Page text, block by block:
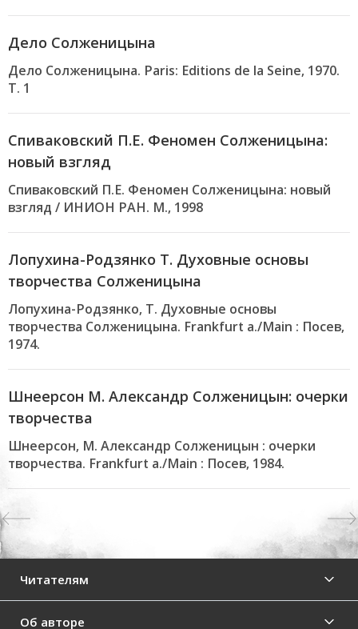
Дело Солженицына
Дело Солженицына. Paris: Editions de la Seine, 1970.
Т. 1
Спиваковский П.Е. Феномен Солженицына:
новый взгляд
Спиваковский П.Е. Феномен Солженицына: новый
взгляд / ИНИОН РАН. М., 1998
Лопухина-Родзянко Т. Духовные основы
творчества Солженицына
Лопухина-Родзянко, Т. Духовные основы
творчества Солженицына. Frankfurt a./Main : Посев,
1974.
Шнеерсон М. Александр Солженицын: очерки
творчества
Шнеерсон, М. Александр Солженицын : очерки
творчества. Frankfurt a./Main : Посев, 1984.
Previous
Читателям
Об авторе